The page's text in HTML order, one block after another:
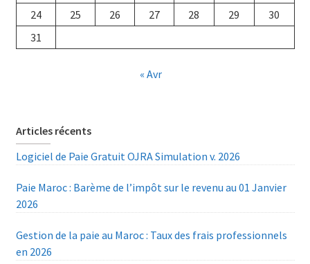
24
25 26 27 28 29
30
31
« Avr
Articles récents
Logiciel de Paie Gratuit OJRA Simulation v. 2026
Paie Maroc : Barème de l’impôt sur le revenu au 01 Janvier
2026
Gestion de la paie au Maroc : Taux des frais professionnels
en 2026